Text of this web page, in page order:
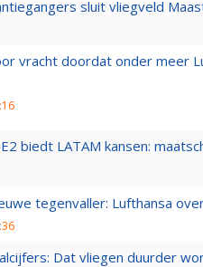
sluit vliegveld
vracht doordat onder meer
biedt LATAM kansen:
tegenvaller: Lufthansa
Dat vliegen duurder